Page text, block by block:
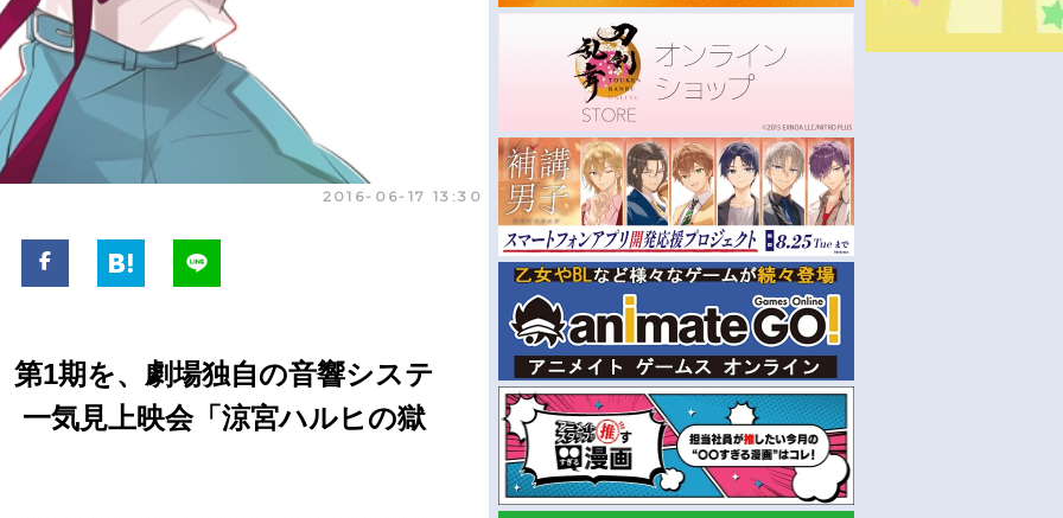
2016-06-17 13:30
第1期を、劇場独自の音響システ
気見上映会「涼宮ハルヒの獄